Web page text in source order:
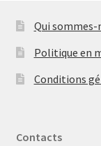
Qui sommes-
Politique en
Conditions
Contacts